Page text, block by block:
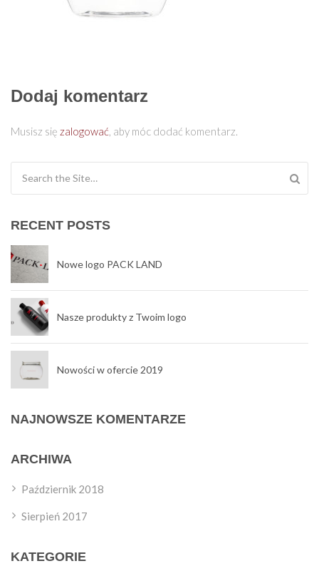
Dodaj komentarz
Musisz się zalogować, aby móc dodać komentarz.
RECENT POSTS
Nowe logo PACK LAND
Nasze produkty z Twoim logo
Nowości w ofercie 2019
NAJNOWSZE KOMENTARZE
ARCHIWA
Październik 2018
Sierpień 2017
KATEGORIE